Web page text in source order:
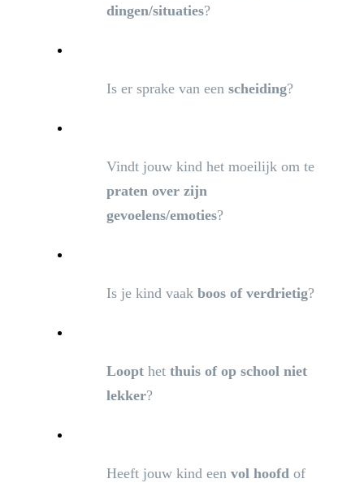
dingen/situaties?
Is er sprake van eenscheiding?
Vindt jouw kind het moeilijk om te
praten over zijn
gevoelens/emoties?
Is je kind vaak boos of verdrietig?
Loopt hetthuis of op school niet
lekker?
Heeft jouw kind eenvol hoofd of